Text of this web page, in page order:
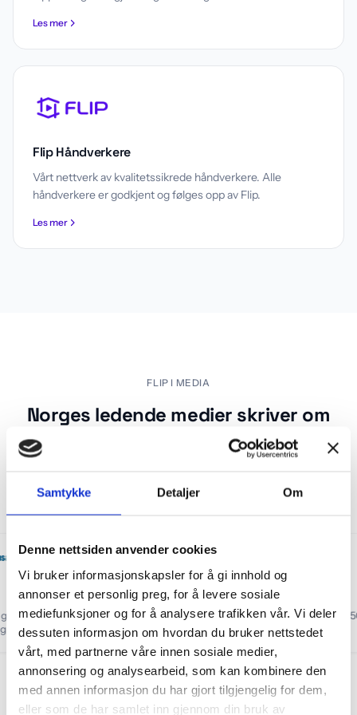
Samtykke Detaljer Om
Denne nettsiden anvender cookies
Vi bruker informasjonskapsler for å gi innhold og
annonser et personlig preg, for å levere sosiale
mediefunksjoner og for å analysere trafikken vår. Vi deler
dessuten informasjon om hvordan du bruker nettstedet
vårt, med partnerne våre innen sosiale medier,
annonsering og analysearbeid, som kan kombinere den
med annen informasjon du har gjort tilgjengelig for dem,
eller som de har samlet inn gjennom din bruk av
Les mer
Flip Håndverkere
Vårt nettverk av kvalitetssikrede håndverkere. Alle
håndverkere er godkjent og følges opp av Flip.
Les mer
Flip oppussingsplattform omtalt i Finansavisen, Estate
FLIP I MEDIA
Norges ledende medier skriver om
oppussingsbransjen.
gjøre det så enkelt å flippe
at du ikke skal gjøre jobben
“Nykommer i et marked
milliarder”